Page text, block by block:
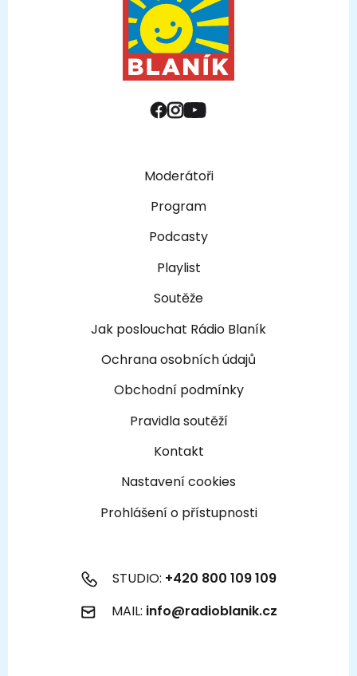
Moderátoři
Program
Podcasty
Playlist
Soutěže
Jak poslouchat Rádio Blaník
Ochrana osobních údajů
Obchodní podmínky
Pravidla soutěží
Kontakt
Nastavení cookies
Prohlášení o přístupnosti
STUDIO: +420 800 109 109
MAIL: info@radioblanik.cz